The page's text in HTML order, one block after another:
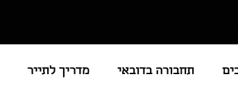
תחבורה בדובאי מדריך לתייר